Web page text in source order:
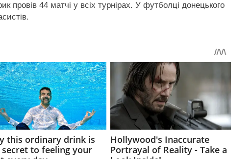
провів 44 матчі у всіх турнірах. У футболці донецького